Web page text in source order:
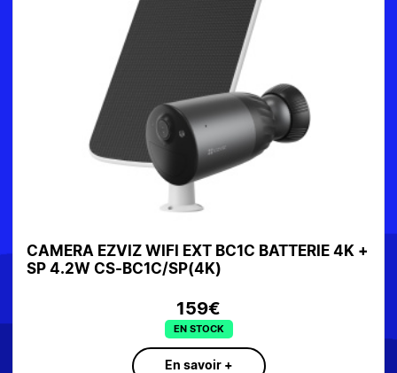
CAMERA EZVIZ WIFI EXT BC1C BATTERIE 4K +
SP 4.2W CS-BC1C/SP(4K)
159€
EN STOCK
En savoir +